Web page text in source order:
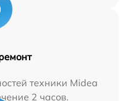
техники Midea
2 часов.